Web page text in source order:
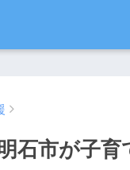
石市が子